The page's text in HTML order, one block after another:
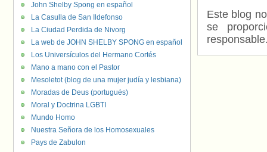
Este blog
se
John Shelby Spong en español
La Casulla de San Ildefonso
La Ciudad Perdida de Nivorg
La web de JOHN SHELBY SPONG en español
Los Universículos del Hermano Cortés
Mano a mano con el Pastor
Mesoletot (blog de una mujer judía y lesbiana)
Moradas de Deus (portugués)
Moral y Doctrina LGBTI
Mundo Homo
Nuestra Señora de los Homosexuales
Pays de Zabulon